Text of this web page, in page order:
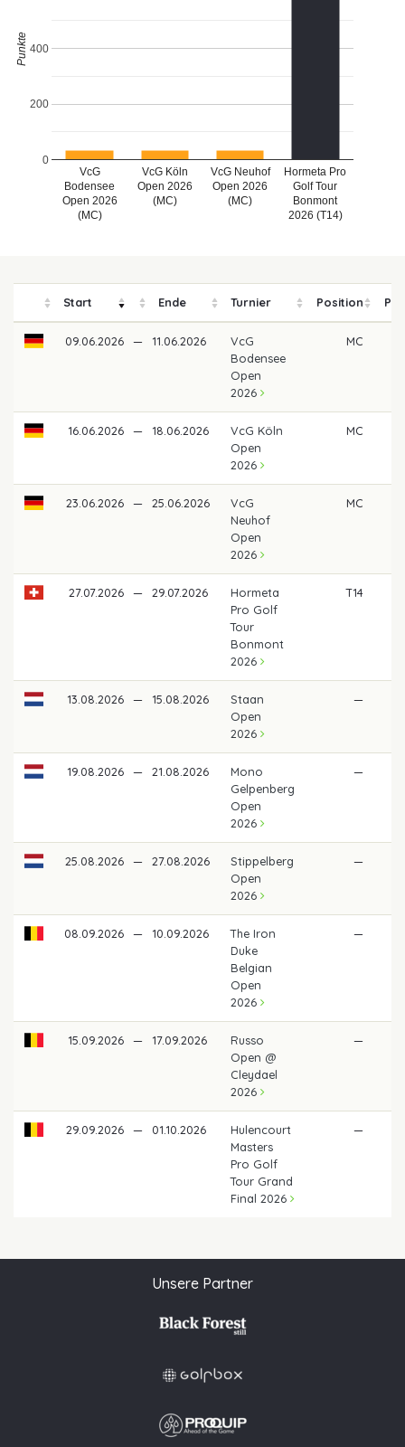
VcG
Bodensee
Open 2026
(MC)
VcG Köln
Open 2026
(MC)
VcG Neuhof
Open 2026
(MC)
Hormeta Pro
Golf Tour
Bonmont
2026 (T14)
0
200
400
Punkte
Start Ende Turnier Position
09.06.2026 — 11.06.2026
VcG
Bodensee
Open
2026
MC
16.06.2026 — 18.06.2026
VcG Köln
Open
2026
MC
23.06.2026 — 25.06.2026
VcG
Neuhof
Open
2026
MC
27.07.2026 — 29.07.2026
Hormeta
Pro Golf
Tour
Bonmont
2026
T14
13.08.2026 — 15.08.2026
Staan
Open
2026
—
19.08.2026 — 21.08.2026
Mono
Gelpenberg
Open
2026
—
25.08.2026 — 27.08.2026
Stippelberg
Open
2026
—
08.09.2026 — 10.09.2026
The Iron
Duke
Belgian
Open
2026
—
15.09.2026 — 17.09.2026
Russo
Open @
Cleydael
2026
—
29.09.2026 — 01.10.2026
Hulencourt
Masters
Pro Golf
Tour Grand
Final 2026
—
Unsere Partner